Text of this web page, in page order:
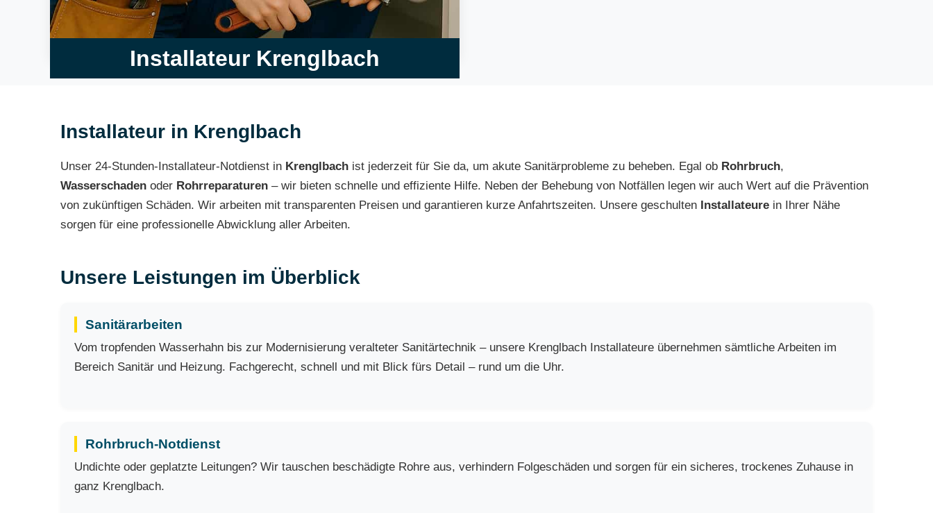
Installateur Krenglbach
Installateur in Krenglbach
Unser 24-Stunden-Installateur-Notdienst in Krenglbach ist jederzeit für Sie da, um akute Sanitärprobleme zu beheben. Egal ob Rohrbruch,
Wasserschaden oder Rohrreparaturen – wir bieten schnelle und effiziente Hilfe. Neben der Behebung von Notfällen legen wir auch Wert auf die Prävention
von zukünftigen Schäden. Wir arbeiten mit transparenten Preisen und garantieren kurze Anfahrtszeiten. Unsere geschulten Installateure in Ihrer Nähe
sorgen für eine professionelle Abwicklung aller Arbeiten.
Unsere Leistungen im Überblick
Sanitärarbeiten
Vom tropfenden Wasserhahn bis zur Modernisierung veralteter Sanitärtechnik – unsere Krenglbach Installateure übernehmen sämtliche Arbeiten im
Bereich Sanitär und Heizung. Fachgerecht, schnell und mit Blick fürs Detail – rund um die Uhr.
Rohrbruch-Notdienst
Undichte oder geplatzte Leitungen? Wir tauschen beschädigte Rohre aus, verhindern Folgeschäden und sorgen für ein sicheres, trockenes Zuhause in
ganz Krenglbach.